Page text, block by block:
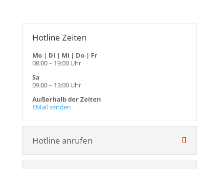
Hotline Zeiten
Mo | Di | Mi | Do | Fr
08:00 – 19:00 Uhr
Sa
09:00 – 13:00 Uhr
Außerhalb der Zeiten
EMail senden
Hotline anrufen